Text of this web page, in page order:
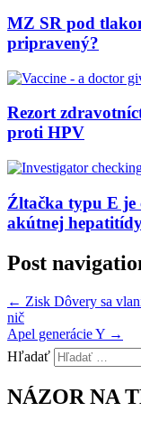
MZ SR pod
pripravený?
Rezort
proti HPV
Źltačka typu E je
akútnej
Post
← Zisk Dôvery sa
nič
Apel generácie Y →
Hľadať
NÁZOR NA